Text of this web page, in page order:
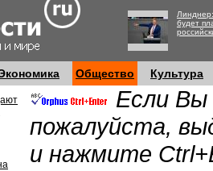
будет
Общество Культура
Если Вы
пожалуйста,
и нажмите